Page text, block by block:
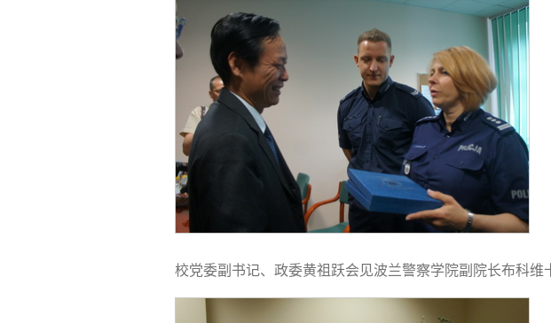
校党委副书记、政委黄祖跃会见波兰警察学院副院长布科维